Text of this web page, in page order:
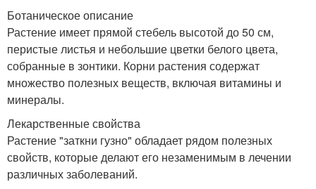
Ботаническое описание
Растение имеет прямой стебель высотой до 50 см,
перистые листья и небольшие цветки белого цвета,
собранные в зонтики. Корни растения содержат
множество полезных веществ, включая витамины и
минералы.
Лекарственные свойства
Растение "заткни гузно" обладает рядом полезных
свойств, которые делают его незаменимым в лечении
различных заболеваний.